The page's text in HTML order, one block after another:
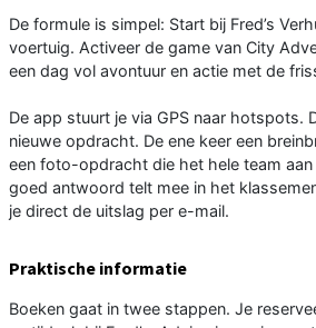
De formule is simpel: Start bij Fred’s
voertuig. Activeer de game van City
een dag vol avontuur en actie met de
De app stuurt je via GPS naar hotspots.
nieuwe opdracht. De ene keer een
een foto-opdracht die het hele team
goed antwoord telt mee in het
je direct de uitslag per e-mail.
Praktische informatie
Boeken gaat in twee stappen. Je